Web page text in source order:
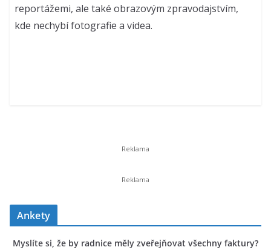
reportážemi, ale také obrazovým zpravodajstvím,
kde nechybí fotografie a videa.
Ankety
Myslíte si, že by radnice měly zveřejňovat všechny faktury?